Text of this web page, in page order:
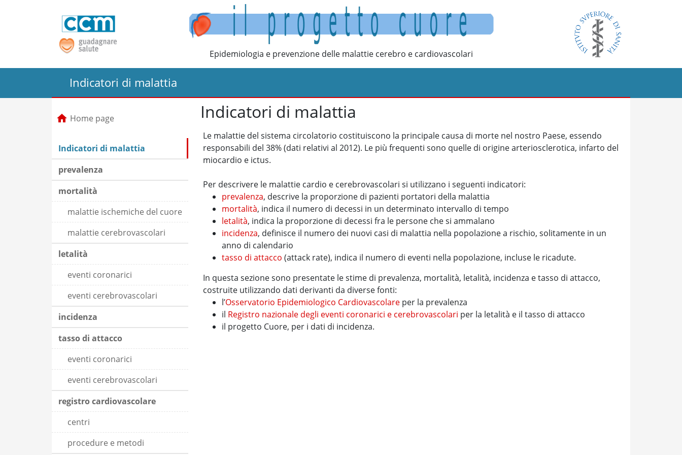
Epidemiologia e prevenzione delle malattie cerebro e cardiovascolari
Indicatori di malattia
Home page
Indicatori di malattia
prevalenza
mortalità
malattie ischemiche del cuore
malattie cerebrovascolari
letalità
eventi coronarici
eventi cerebrovascolari
incidenza
tasso di attacco
eventi coronarici
eventi cerebrovascolari
registro cardiovascolare
centri
procedure e metodi
Indicatori di malattia
Le malattie del sistema circolatorio costituiscono la principale causa di morte nel nostro Paese, essendo
responsabili del 38% (dati relativi al 2012). Le più frequenti sono quelle di origine arteriosclerotica, infarto del
miocardio e ictus.
Per descrivere le malattie cardio e cerebrovascolari si utilizzano i seguenti indicatori:
prevalenza, descrive la proporzione di pazienti portatori della malattia
mortalità, indica il numero di decessi in un determinato intervallo di tempo
letalità, indica la proporzione di decessi fra le persone che si ammalano
incidenza, definisce il numero dei nuovi casi di malattia nella popolazione a rischio, solitamente in un
anno di calendario
tasso di attacco (attack rate), indica il numero di eventi nella popolazione, incluse le ricadute.
In questa sezione sono presentate le stime di prevalenza, mortalità, letalità, incidenza e tasso di attacco,
costruite utilizzando dati derivanti da diverse fonti:
l’Osservatorio Epidemiologico Cardiovascolare per la prevalenza
il Registro nazionale degli eventi coronarici e cerebrovascolari per la letalità e il tasso di attacco
il progetto Cuore, per i dati di incidenza.